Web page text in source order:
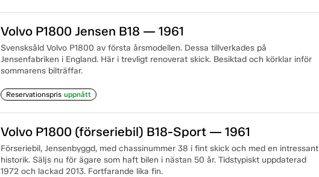
Volvo P1800 Jensen B18 — 1961
Svensksåld Volvo P1800 av första årsmodellen. Dessa tillverkades på
Jensenfabriken i England. Här i trevligt renoverat skick. Besiktad och körklar inför
sommarens bilträffar.
Reservationspris uppnått
Volvo P1800 (förseriebil) B18-Sport — 1961
Förseriebil, Jensenbyggd, med chassinummer 38 i fint skick och med en intressant
historik. Säljs nu för ägare som haft bilen i nästan 50 år. Tidstypiskt uppdaterad
1972 och lackad 2013. Fortfarande lika fin.